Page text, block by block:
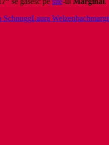
SchnuggLaura Welzenbach